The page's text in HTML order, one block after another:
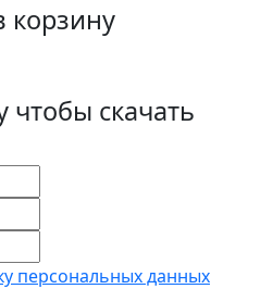
корзину
скачать
персональных данных